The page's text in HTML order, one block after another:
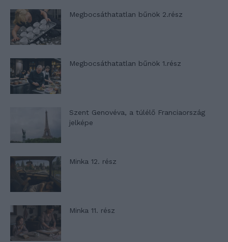
Megbocsáthatatlan bűnök 2.rész
Megbocsáthatatlan bűnök 1.rész
Szent Genovéva, a túlélő Franciaország
jelképe
Minka 12. rész
Minka 11. rész